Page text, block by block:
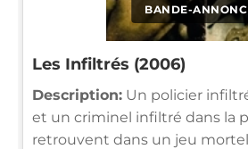
BANDE-
Les Infiltrés (2006)
Description: Un policier
et un criminel infiltré dans la
retrouvent dans un jeu